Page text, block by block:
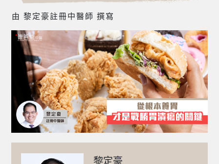
由 黎定豪註冊中醫師 撰寫
黎定豪